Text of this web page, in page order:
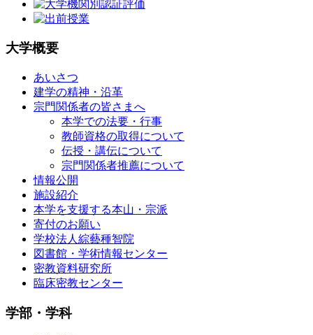
大学概要
あいさつ
建学の精神・沿革
宗門関係者の皆さまへ
本学での法要・行事
教師資格の取得について
伝授・講伝について
宗門関係者推薦について
情報公開
施設紹介
本学を支援する本山・宗派
寄付のお願い
学校法人綜藝種智院
図書館・学術情報センター
密教資料研究所
臨床密教センター
学部・学科